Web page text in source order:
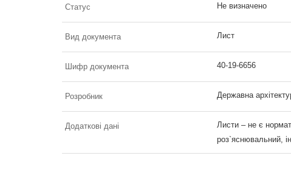
Статус Не визначено
Вид документа Лист
Шифр документа 40-19-6656
Розробник Державна
Додаткові дані
Листи – не є
роз`яснювальний,